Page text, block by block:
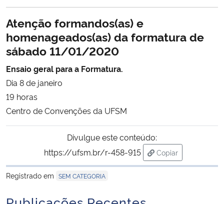
Ministério da Cidadania
Ministério da Saúde
Ministério da Ciência, Tecnologia, Inovações e Comunicações
Ministério do Meio Ambiente
Ministério do Desenvolvimento Regional
Atenção formandos(as) e
homenageados(as) da formatura de
sábado 11/01/2020
Ensaio geral para a Formatura.
Dia 8 de janeiro
19 horas
Centro de Convenções da UFSM
Divulgue este conteúdo:
https://ufsm.br/r-458-915
Copiar
para área de
Registrado em SEM CATEGORIA